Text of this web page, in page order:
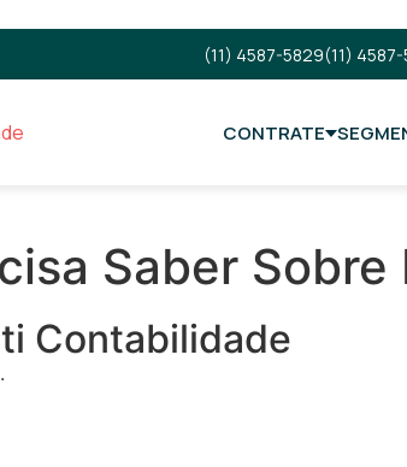
(11) 4587-5829(11)
CONTRATE
Saber Sobre
Contabilidade